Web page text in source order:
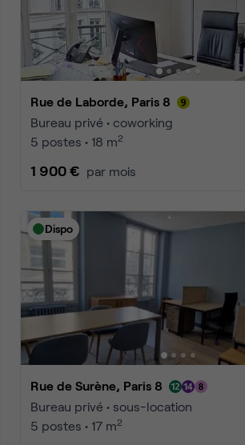
Rue de Laborde, Paris 8
Bureau privé • coworking
5 postes • 18 m2
1 900 € par mois
Dispo
Rue de Surène, Paris 8
Bureau privé • sous-location
5 postes • 17 m2